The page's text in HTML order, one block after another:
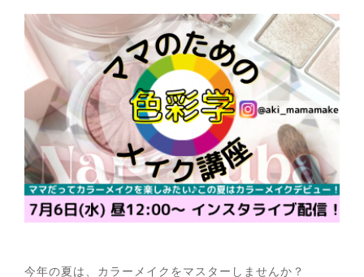
今年の夏は、カラーメイクをマスターしませんか？